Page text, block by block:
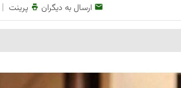
ارسال به دیگران پرینت |